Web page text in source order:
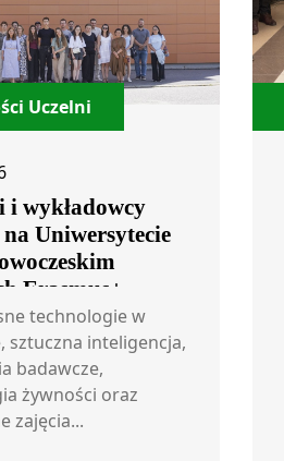
Uczelni
i wykładowcy
Uniwersytecie
Erasmus+
technologie w
sztuczna inteligencja,
badawcze,
żywności oraz
zajęcia...